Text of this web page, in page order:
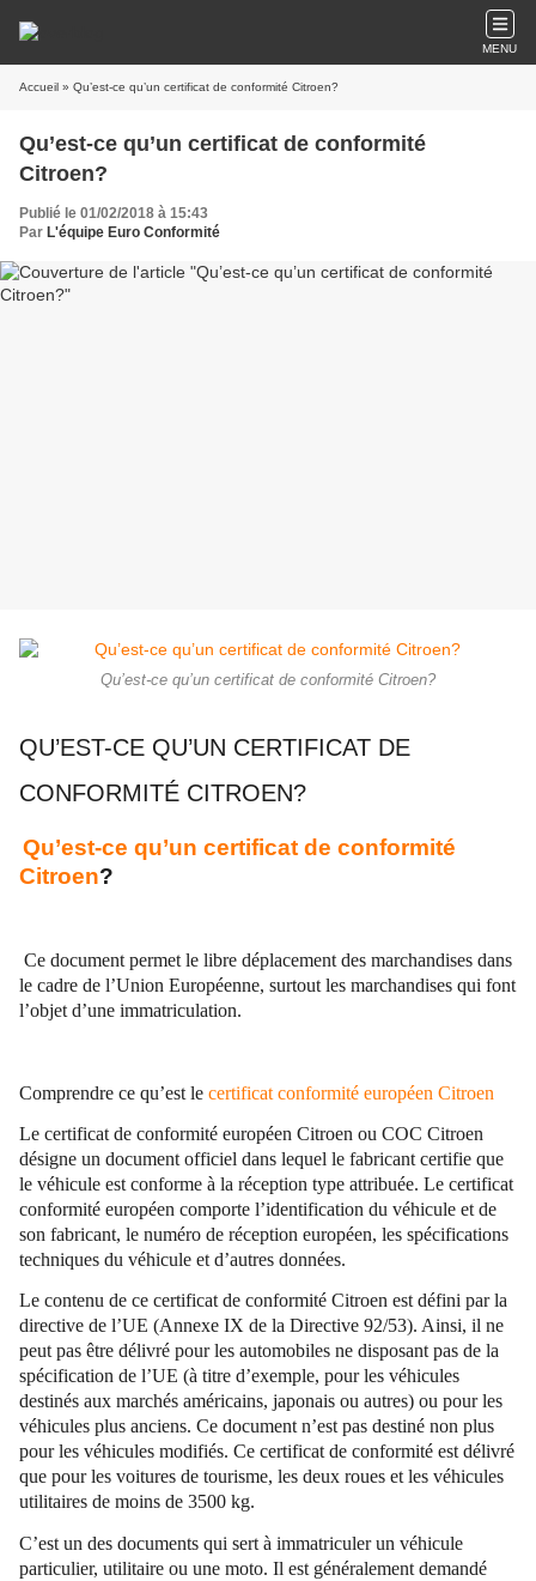
MENU
Accueil » Qu’est-ce qu’un certificat de conformité Citroen?
Qu’est-ce qu’un certificat de conformité
Citroen?
Publié le 01/02/2018 à 15:43
Par L'équipe Euro Conformité
Qu’est-ce qu’un certificat de conformité Citroen?
QU’EST-CE QU’UN CERTIFICAT DE
CONFORMITÉ CITROEN?
Qu’est-ce qu’un certificat de conformité
Citroen?
Ce document permet le libre déplacement des marchandises dans
le cadre de l’Union Européenne, surtout les marchandises qui font
l’objet d’une immatriculation.
Comprendre ce qu’est le certificat conformité européen Citroen
Le certificat de conformité européen Citroen ou COC Citroen
désigne un document officiel dans lequel le fabricant certifie que
le véhicule est conforme à la réception type attribuée. Le certificat
conformité européen comporte l’identification du véhicule et de
son fabricant, le numéro de réception européen, les spécifications
techniques du véhicule et d’autres données.
Le contenu de ce certificat de conformité Citroen est défini par la
directive de l’UE (Annexe IX de la Directive 92/53). Ainsi, il ne
peut pas être délivré pour les automobiles ne disposant pas de la
spécification de l’UE (à titre d’exemple, pour les véhicules
destinés aux marchés américains, japonais ou autres) ou pour les
véhicules plus anciens. Ce document n’est pas destiné non plus
pour les véhicules modifiés. Ce certificat de conformité est délivré
que pour les voitures de tourisme, les deux roues et les véhicules
utilitaires de moins de 3500 kg.
C’est un des documents qui sert à immatriculer un véhicule
particulier, utilitaire ou une moto. Il est généralement demandé